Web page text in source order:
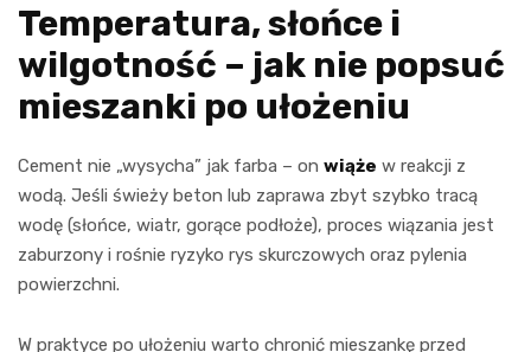
Temperatura, słońce i
wilgotność – jak nie popsuć
mieszanki po ułożeniu
Cement nie „wysycha” jak farba – on wiąże w reakcji z
wodą. Jeśli świeży beton lub zaprawa zbyt szybko tracą
wodę (słońce, wiatr, gorące podłoże), proces wiązania jest
zaburzony i rośnie ryzyko rys skurczowych oraz pylenia
powierzchni.
W praktyce po ułożeniu warto chronić mieszankę przed